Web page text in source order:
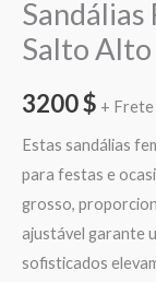
Sandálias
Salto
3200$ + Frete
Estas sandálias
para festas e
grosso,
ajustável garante
sofisticados